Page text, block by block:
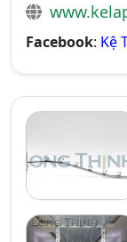
Facebook: Kệ